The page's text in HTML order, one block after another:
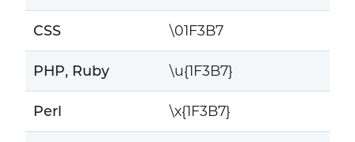
CSS \01F3B7
PHP, Ruby \u{1F3B7}
Perl \x{1F3B7}